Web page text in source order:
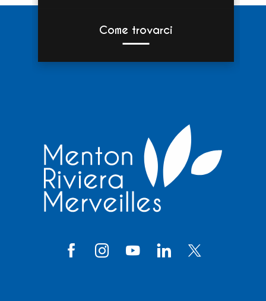
Come trovarci